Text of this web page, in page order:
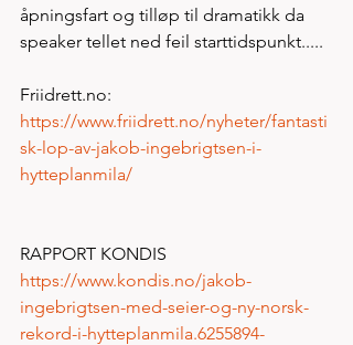
åpningsfart og tilløp til dramatikk da
speaker tellet ned feil starttidspunkt.....
Friidrett.no:
https://www.friidrett.no/nyheter/fantasti
sk-lop-av-jakob-ingebrigtsen-i-
hytteplanmila/
RAPPORT KONDIS
https://www.kondis.no/jakob-
ingebrigtsen-med-seier-og-ny-norsk-
rekord-i-hytteplanmila.6255894-